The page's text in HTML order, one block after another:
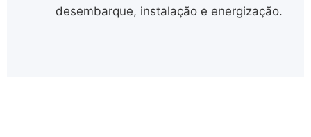
desembarque, instalação e energização.